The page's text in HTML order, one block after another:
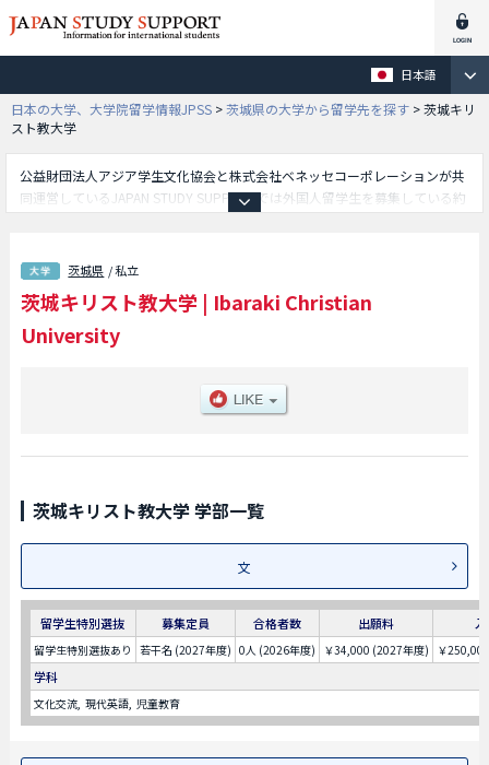
日本語
日本の大学、大学院留学情報JPSS >茨城県の大学から留学先を探す >茨城キリ
スト教大学
公益財団法人アジア学生文化協会と株式会社ベネッセコーポレーションが共
同運営しているJAPAN STUDY SUPPORTでは外国人留学生を募集している約
生活科学部や経営学部等、学部別情報や、募集定員や合格者数など入試情
報、施設案内、アクセスなど外国人留学生に必要な情報を掲載しているので
是非ご利用ください。
茨城県 / 私立
茨城キリスト教大学 | Ibaraki Christian
University
茨城キリスト教大学 学部一覧
文
留学生特別選抜 募集定員 合格者数 出願料
留学生特別選抜あり 若干名 (2027年度) 0人 (2026年度) ￥34,000 (2027年度) ￥
学科
文化交流 現代英語 児童教育